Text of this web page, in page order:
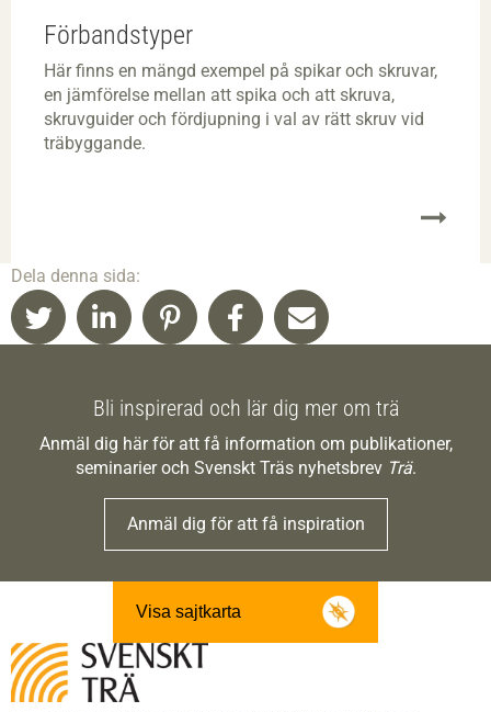
Förbandstyper
Här finns en mängd exempel på spikar och skruvar,
en jämförelse mellan att spika och att skruva,
skruvguider och fördjupning i val av rätt skruv vid
träbyggande.
Dela denna sida:
Bli inspirerad och lär dig mer om trä
Anmäl dig här för att få information om publikationer,
seminarier och Svenskt Träs nyhetsbrev Trä.
Anmäl dig för att få inspiration
Visa sajtkarta